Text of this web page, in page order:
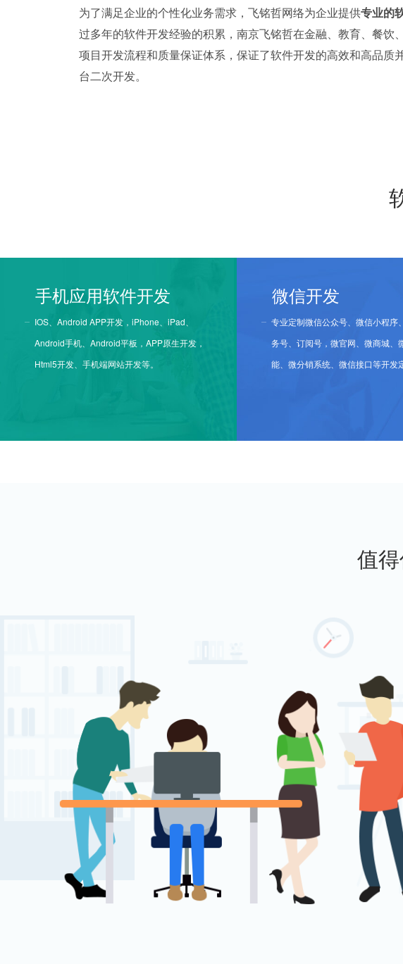
为了满足企业的个性化业务需求，飞铭哲网络为企业提供专业的
过多年的软件开发经验的积累，南京飞铭哲在金融、教育、餐
项目开发流程和质量保证体系，保证了软件开发的高效和高品
台二次开发。
手机应用软件开发
IOS、Android APP开发，iPhone、iPad、
Android手机、Android平板，APP原生开发，
Html5开发、手机端网站开发等。
微信开发
专业定制微信公众号、微信小程序
务号、订阅号，微官网、微商城、
能、微分销系统、微信接口等开发
值